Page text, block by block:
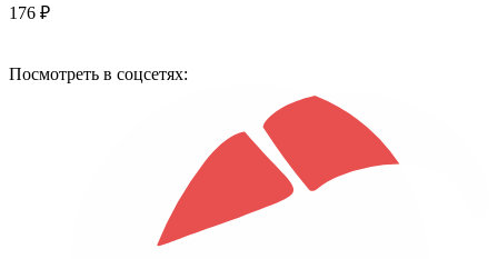
176 ₽
Посмотреть в соцсетях: